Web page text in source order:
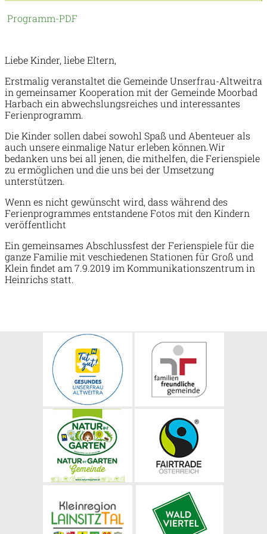
Programm-PDF
Liebe Kinder, liebe Eltern,
Erstmalig veranstaltet die Gemeinde Unserfrau-Altweitra
in gemeinsamer Kooperation mit der Gemeinde Moorbad
Harbach ein abwechslungsreiches und interessantes
Ferienprogramm.
Die Kinder sollen dabei sowohl Spaß und Abenteuer als
auch unsere einmalige Natur erleben können.Wir
bedanken uns bei all jenen, die mithelfen, die Ferienspiele
zu ermöglichen und die uns bei der Umsetzung
unterstützen.
Wenn es nicht gewünscht wird, dass während des
Ferienprogrammes entstandene Fotos mit den Kindern
veröffentlicht
Ein gemeinsames Abschlussfest der Ferienspiele für die
ganze Familie mit veschiedenen Stationen für Groß und
Klein findet am 7.9.2019 im Kommunikationszentrum in
Heinrichs statt.